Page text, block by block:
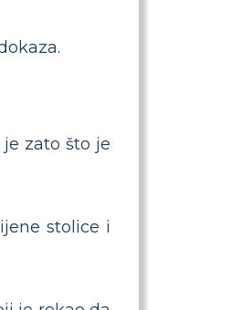
zato što je
stolice i